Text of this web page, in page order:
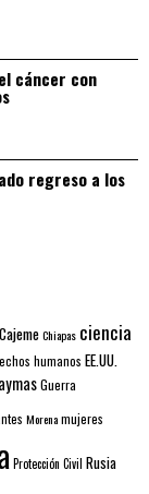
cáncer con
regreso a los
CajemeChiapas ciencia
humanos EE.UU.
Guerra
Morenamujeres
Protección Civil Rusia